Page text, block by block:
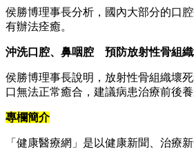
侯勝博理事長分析，國內大部分的口
有辦法痊癒。
沖洗口腔、鼻咽腔 預防放射性骨組
侯勝博理事長說明，放射性骨組織壞
口無法正常癒合，建議病患治療前後
專欄簡介
「健康醫療網」是以健康新聞、治療